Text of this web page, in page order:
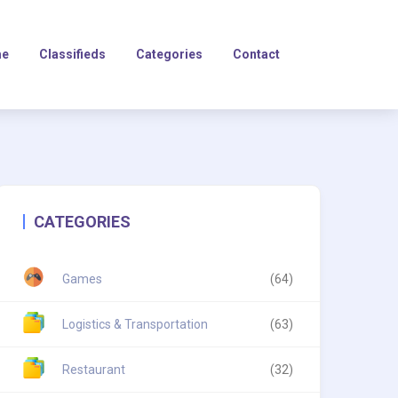
Classifieds Categories Contact
CATEGORIES
Games (64)
Logistics & Transportation (63)
Restaurant (32)